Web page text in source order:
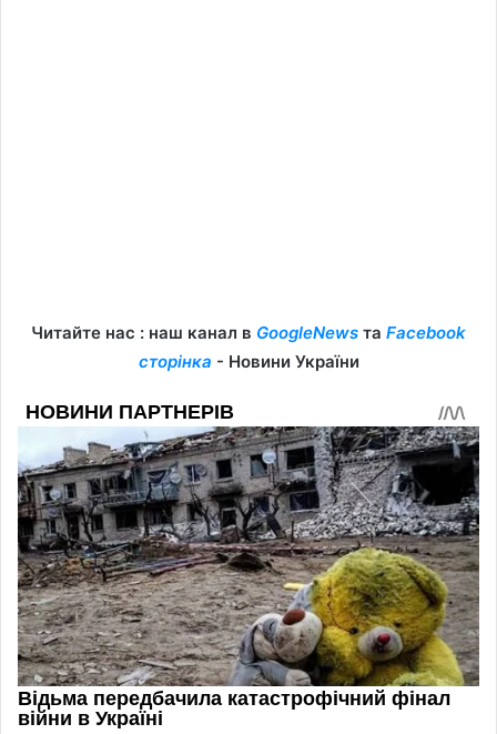
Читайте нас : наш канал в GoogleNews та Facebook
сторінка - Новини України